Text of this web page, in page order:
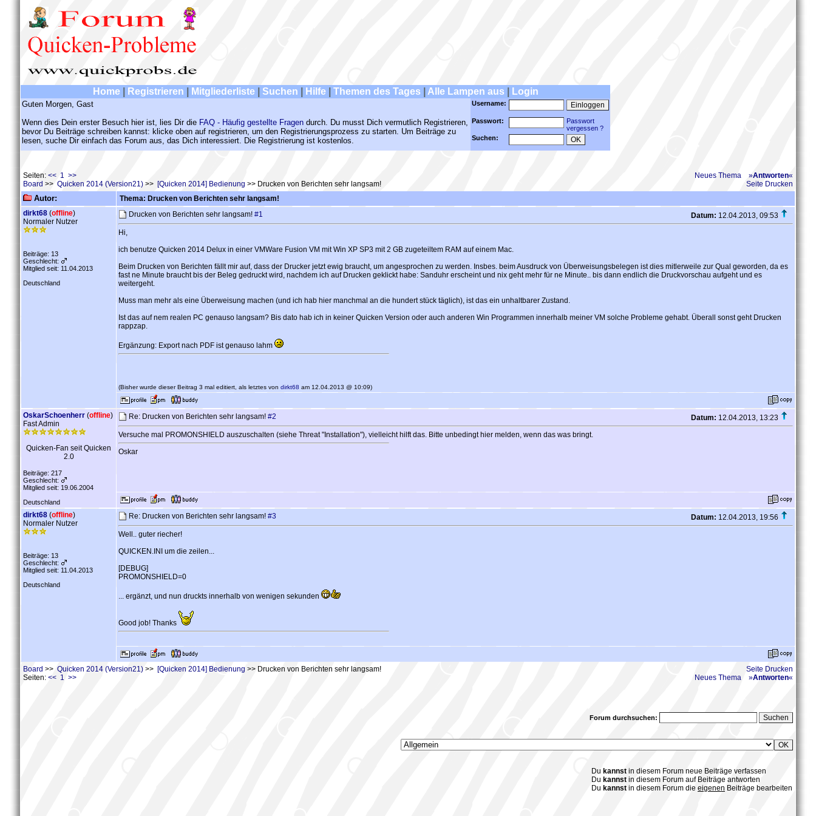
Home Registrieren Mitgliederliste Suchen Hilfe Themen des Tages Alle Lampen aus Login
Guten Morgen, Gast
Wenn dies Dein erster Besuch hier ist, lies Dir die FAQ - Häufig gestellte Fragen durch. Du musst Dich vermutlich Registrieren,
bevor Du Beiträge schreiben kannst: klicke oben auf registrieren, um den Registrierungsprozess zu starten. Um Beiträge zu
lesen, suche Dir einfach das Forum aus, das Dich interessiert. Die Registrierung ist kostenlos.
Username:
Passwort:
Passwort
vergessen ?
Suchen:
Seiten: << 1 >>
Board >> Quicken 2014 (Version21) >> [Quicken 2014] Bedienung >> Drucken von Berichten sehr langsam!
Neues Thema »Antworten«
Seite Drucken
Autor:
Thema: Drucken von Berichten sehr langsam!
dirkt68 (offline)
Normaler Nutzer
Beiträge: 13
Geschlecht:
Mitglied seit: 11.04.2013
Deutschland
Drucken von Berichten sehr langsam! #1 Datum: 12.04.2013, 09:53
Hi,
ich benutze Quicken 2014 Delux in einer VMWare Fusion VM mit Win XP SP3 mit 2 GB zugeteiltem RAM auf einem Mac.
Beim Drucken von Berichten fällt mir auf, dass der Drucker jetzt ewig braucht, um angesprochen zu werden. Insbes. beim Ausdruck von Überweisungsbelegen ist dies mitlerweile zur Qual geworden, da es
fast ne Minute braucht bis der Beleg gedruckt wird, nachdem ich auf Drucken geklickt habe: Sanduhr erscheint und nix geht mehr für ne Minute.. bis dann endlich die Druckvorschau aufgeht und es
weitergeht.
Muss man mehr als eine Überweisung machen (und ich hab hier manchmal an die hundert stück täglich), ist das ein unhaltbarer Zustand.
Ist das auf nem realen PC genauso langsam? Bis dato hab ich in keiner Quicken Version oder auch anderen Win Programmen innerhalb meiner VM solche Probleme gehabt. Überall sonst geht Drucken
rappzap.
Ergänzung: Export nach PDF ist genauso lahm
(Bisher wurde dieser Beitrag 3 mal editiert, als letztes von dirkt68 am 12.04.2013 @ 10:09)
OskarSchoenherr (offline)
Fast Admin
Quicken-Fan seit Quicken
2.0
Beiträge: 217
Geschlecht:
Mitglied seit: 19.06.2004
Deutschland
Re: Drucken von Berichten sehr langsam! #2 Datum: 12.04.2013, 13:23
Versuche mal PROMONSHIELD auszuschalten (siehe Threat "Installation"), vielleicht hilft das. Bitte unbedingt hier melden, wenn das was bringt.
Oskar
dirkt68 (offline)
Normaler Nutzer
Beiträge: 13
Geschlecht:
Mitglied seit: 11.04.2013
Deutschland
Re: Drucken von Berichten sehr langsam! #3 Datum: 12.04.2013, 19:56
Well.. guter riecher!
QUICKEN.INI um die zeilen...
[DEBUG]
PROMONSHIELD=0
... ergänzt, und nun druckts innerhalb von wenigen sekunden
Good job! Thanks
Board >> Quicken 2014 (Version21) >> [Quicken 2014] Bedienung >> Drucken von Berichten sehr langsam!
Seiten: << 1 >>
Seite Drucken
Neues Thema
»Antworten«
Forum durchsuchen:
Du kannst in diesem Forum neue Beiträge verfassen
Du kannst in diesem Forum auf Beiträge antworten
Du kannst in diesem Forum die eigenen Beiträge bearbeiten